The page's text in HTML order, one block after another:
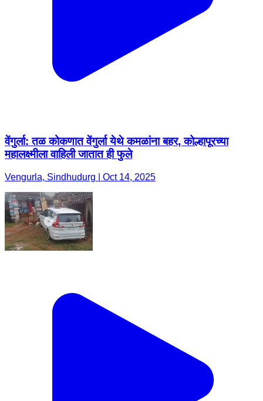
वेंगुर्ला: तळ कोकणात वेंगुर्ला येथे कमळांना बहर, कोल्हापूरच्या
महालक्ष्मीला वाहिली जातात ही फुले
Vengurla, Sindhudurg | Oct 14, 2025